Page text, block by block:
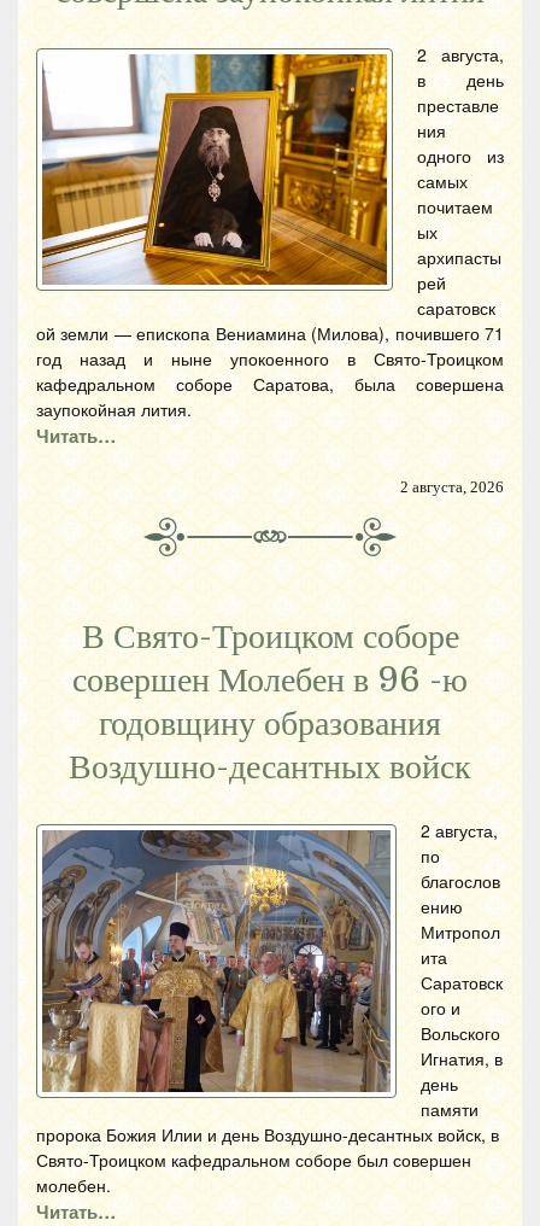
2 августа,
в день
преставле
ния
одного из
самых
почитаем
ых
архипасты
рей
саратовск
ой земли — епископа Вениамина (Милова), почившего 71
год назад и ныне упокоенного в Свято-Троицком
кафедральном соборе Саратова, была совершена
заупокойная лития.
Читать…
2 августа, 2026
В Свято-Троицком соборе
совершен Молебен в 96 -ю
годовщину образования
Воздушно-десантных войск
2 августа,
по
благослов
ению
Митропол
ита
Саратовск
ого и
Вольского
Игнатия, в
день
памяти
пророка Божия Илии и день Воздушно-десантных войск, в
Свято-Троицком кафедральном соборе был совершен
молебен.
Читать…